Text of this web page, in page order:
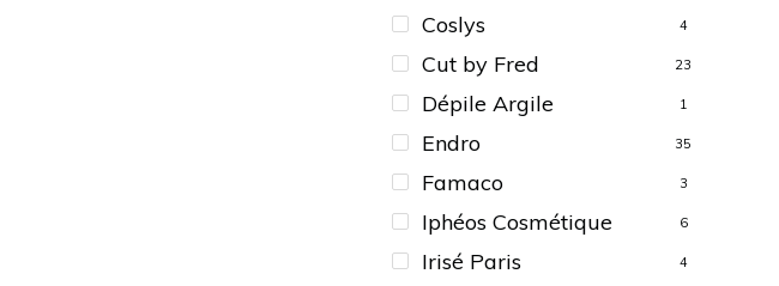
Coslys 4
Cut by Fred 23
Dépile Argile 1
Endro 35
Famaco 3
Iphéos Cosmétique 6
Irisé Paris 4